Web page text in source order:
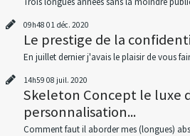
09h48 01 déc. 2020
Le prestige de la
En juillet dernier j'avais le plaisir de vous
14h59 08 juil. 2020
Skeleton Concept le luxe
personnalisation...
Comment faut il aborder mes (longues)